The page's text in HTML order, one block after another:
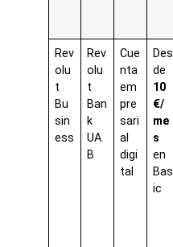
Rev
olu
t
Bu
sin
ess
Rev
olu
t
Ban
k
UA
B
Cue
nta
em
pre
sari
al
digi
tal
Des
de
10
€/
me
s
en
Bas
ic